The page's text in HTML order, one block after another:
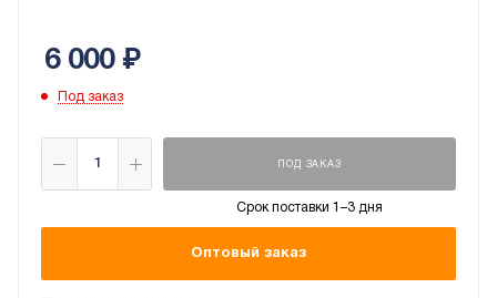
6 000₽
Под заказ
ПОД ЗАКАЗ
Срок поставки 1–3 дня
Оптовый заказ